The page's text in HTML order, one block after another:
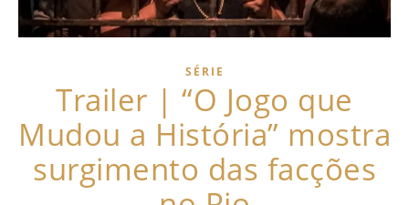
SÉRIE
Trailer | “O Jogo que
Mudou a História” mostra
surgimento das facções